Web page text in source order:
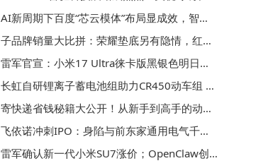
AI新周期下百度“芯云模体”布局显成效，智能体赛道开启发展新局
子品牌销量大比拼：荣耀垫底另有隐情，红米iQOO谁更懂消费者？
雷军官宣：小米17 Ultra徕卡版黑银色明日发售 影像性能双巅峰来袭
长虹自研锂离子蓄电池组助力CR450动车组 跑出中国新速度
寄快递省钱秘籍大公开！从新手到高手的动态比价攻略来了
飞依诺冲刺IPO：身陷与前东家通用电气千万诉讼，董事长奚水何去何从？
雷军确认新一代小米SU7涨价；OpenClaw创始人盼百度助力开发而非仅部署